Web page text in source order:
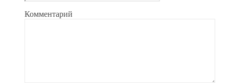
Комментарий